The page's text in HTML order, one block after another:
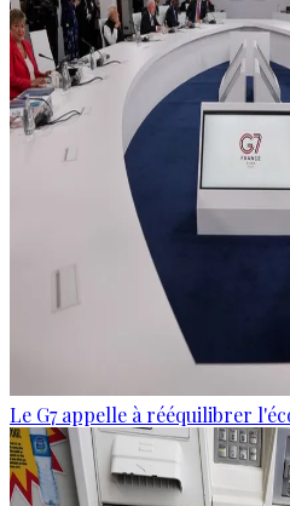
Le G7 appelle à rééquilibrer